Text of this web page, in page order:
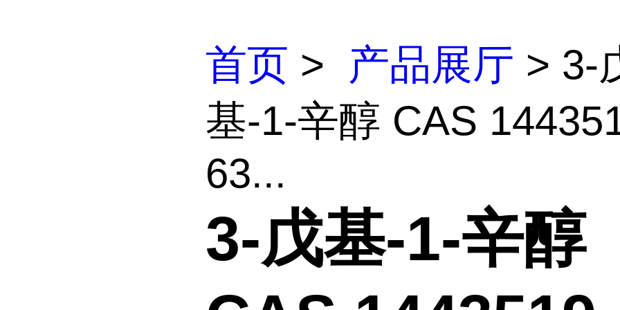
首页 > 产品展厅 > 3-
基-1-辛醇 CAS
63...
3-戊基-1-辛醇